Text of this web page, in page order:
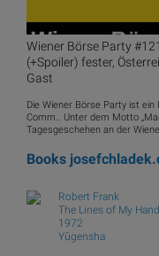
Wiener Börse Party
(+Spoiler) fester,
Gast
Die Wiener Börse Party ist
Comm.. Unter dem Motto
Tagesgeschehen an der
Books
Robert Frank
The Lines of My Hand
1972
Yūgensha